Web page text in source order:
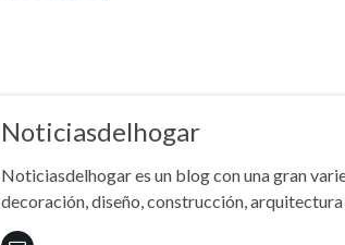
Noticiasdelhogar
Noticiasdelhogar es un blog con una gran
decoración, diseño, construcción,